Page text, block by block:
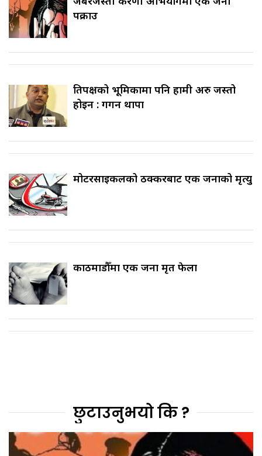
पक्राउ
प्रतिपक्षको भूमिकामा पनि हामी अरु जस्तो
होइन : गगन थापा
मोटरसाइकलको ठक्करबाट एक जनाको मृत्यु
काठमाडौँमा एक जना मृत फेला
छुटाउनुभयो कि ?